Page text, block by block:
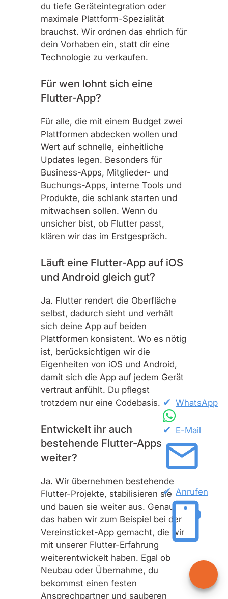
du tiefe Geräteintegration oder
maximale Plattform-Spezialität
brauchst. Wir ordnen das ehrlich für
dein Vorhaben ein, statt dir eine
Technologie zu verkaufen.
Für wen lohnt sich eine
Flutter-App?
Für alle, die mit einem Budget zwei
Plattformen abdecken wollen und
Wert auf schnelle, einheitliche
Updates legen. Besonders für
Business-Apps, Mitglieder- und
Buchungs-Apps, interne Tools und
Produkte, die schlank starten und
mitwachsen sollen. Wenn du
unsicher bist, ob Flutter passt,
klären wir das im Erstgespräch.
Läuft eine Flutter-App auf iOS
und Android gleich gut?
Ja. Flutter rendert die Oberfläche
selbst, dadurch sieht und verhält
sich deine App auf beiden
Plattformen konsistent. Wo es nötig
ist, berücksichtigen wir die
Eigenheiten von iOS und Android,
damit sich die App auf jedem Gerät
vertraut anfühlt. Du pflegst
trotzdem nur eine Codebasis.
Entwickelt ihr auch
bestehende Flutter-Apps
weiter?
Ja. Wir übernehmen bestehende
Flutter-Projekte, stabilisieren sie
und bauen sie weiter aus. Genau
das haben wir zum Beispiel bei der
Vereinsticket-App gemacht, die wir
mit unserer Flutter-Erfahrung
weiterentwickelt haben. Egal ob
Neubau oder Übernahme, du
bekommst einen festen
Ansprechpartner und sauberen
Anrufen
E-Mail
WhatsApp